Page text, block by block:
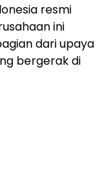
resmi
ini
dari upaya
bergerak di